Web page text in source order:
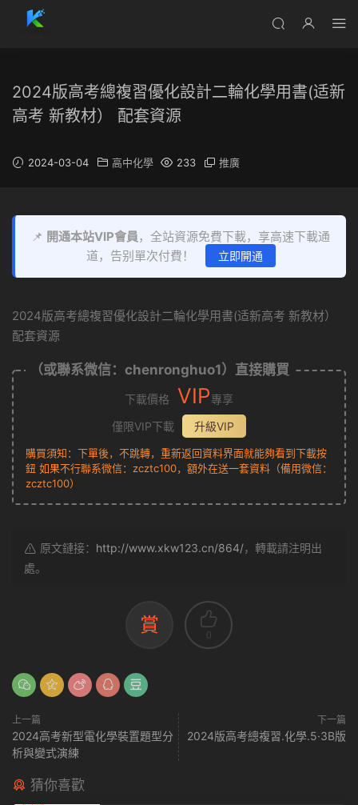
2024版高考總複習優化設計二輪化學用書(适新
高考 新教材） 配套資源
2024-03-04 高中化學 233 推廣
📌 開通本站VIP會員，全站資源免費下載，享高速下載通
道，告别單次付費！
立即開通
2024版高考總複習優化設計二輪化學用書(适新高考 新教材）
配套資源
（或聯系微信：chenronghuo1）直接購買
下載價格 VIP專享
僅限VIP下載
升級VIP
購買須知：下單後，不跳轉，重新返回資料界面就能夠看到下載按
鈕 如果不行聯系微信：zcztc100，額外在送一套資料（備用微信：
zcztc100）
原文鏈接： http://www.xkw123.cn/864/，轉載請注明出
處。
賞 0
上一篇
2024高考新型電化學裝置題型分
析與變式演練
下一篇
2024版高考總複習.化學.5·3B版
猜你喜歡